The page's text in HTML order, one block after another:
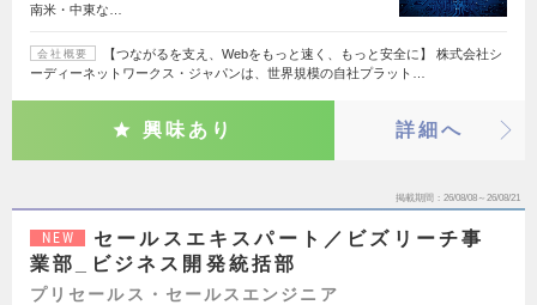
南米・中東な…
会社概要
【つながるを支え、Webをもっと速く、もっと安全に】 株式会社シ
ーディーネットワークス・ジャパンは、世界規模の自社プラット…
興味あり 詳細へ
掲載期間 26/08/08～26/08/21
NEW
セールスエキスパート／ビズリーチ事
業部_ビジネス開発統括部
プリセールス・セールスエンジニア